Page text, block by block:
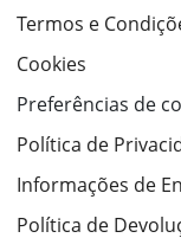
Termos e
Cookies
Preferências de
Política de
Informações de
Política de